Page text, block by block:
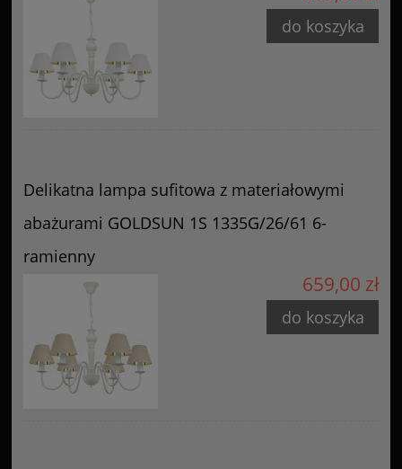
do koszyka
Delikatna lampa sufitowa z materiałowymi
abażurami GOLDSUN 1S 1335G/26/61 6-
ramienny
659,00 zł
do koszyka